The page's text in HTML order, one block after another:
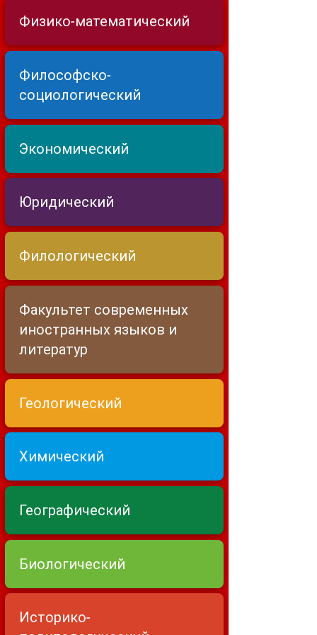
Физико-математический
Философско-
социологический
Экономический
Юридический
Филологический
Факультет современных
иностранных языков и
литератур
Геологический
Химический
Географический
Биологический
Историко-